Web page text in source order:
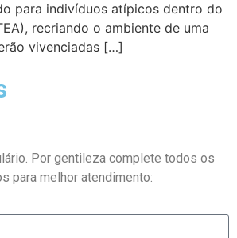
para indivíduos atípicos dentro do
recriando o ambiente de uma
vivenciadas […]
Por gentileza complete todos os
para melhor atendimento: